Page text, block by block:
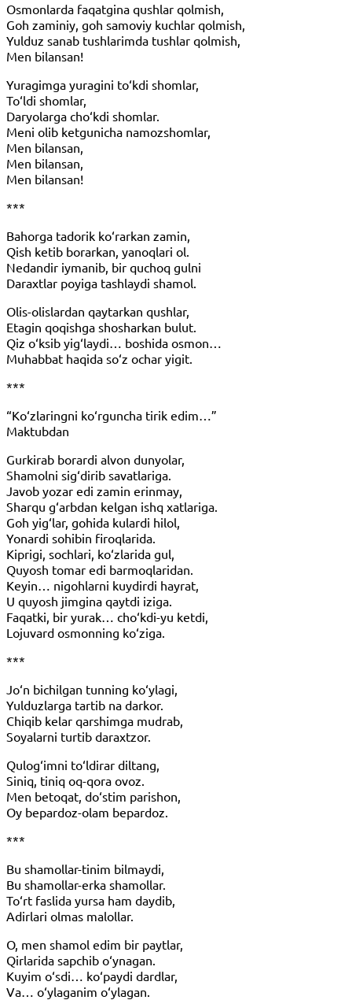
Osmonlarda faqatgina qushlar qolmish,
Goh zaminiy, goh samoviy kuchlar qolmish,
Yulduz sanab tushlarimda tushlar qolmish,
Men bilansan!
Yuragimga yuragini to‘kdi shomlar,
To‘ldi shomlar,
Daryolarga cho‘kdi shomlar.
Meni olib ketgunicha namozshomlar,
Men bilansan,
Men bilansan,
Men bilansan!
***
Bahorga tadorik ko‘rarkan zamin,
Qish ketib borarkan, yanoqlari ol.
Nedandir iymanib, bir quchoq gulni
Daraxtlar poyiga tashlaydi shamol.
Olis-olislardan qaytarkan qushlar,
Etagin qoqishga shosharkan bulut.
Qiz o‘ksib yig‘laydi… boshida osmon…
Muhabbat haqida so‘z ochar yigit.
***
“Ko‘zlaringni ko‘rguncha tirik edim…”
Maktubdan
Gurkirab borardi alvon dunyolar,
Shamolni sig‘dirib savatlariga.
Javob yozar edi zamin erinmay,
Sharqu g‘arbdan kelgan ishq xatlariga.
Goh yig‘lar, gohida kulardi hilol,
Yonardi sohibin firoqlarida.
Kiprigi, sochlari, ko‘zlarida gul,
Quyosh tomar edi barmoqlaridan.
Keyin… nigohlarni kuydirdi hayrat,
U quyosh jimgina qaytdi iziga.
Faqatki, bir yurak… cho‘kdi-yu ketdi,
Lojuvard osmonning ko‘ziga.
***
Jo‘n bichilgan tunning ko‘ylagi,
Yulduzlarga tartib na darkor.
Chiqib kelar qarshimga mudrab,
Soyalarni turtib daraxtzor.
Qulog‘imni to‘ldirar diltang,
Siniq, tiniq oq-qora ovoz.
Men betoqat, do‘stim parishon,
Oy bepardoz-olam bepardoz.
***
Bu shamollar-tinim bilmaydi,
Bu shamollar-erka shamollar.
To‘rt faslida yursa ham daydib,
Adirlari olmas malollar.
O, men shamol edim bir paytlar,
Qirlarida sapchib o‘ynagan.
Kuyim o‘sdi… ko‘paydi dardlar,
Va… o‘ylaganim o‘ylagan.